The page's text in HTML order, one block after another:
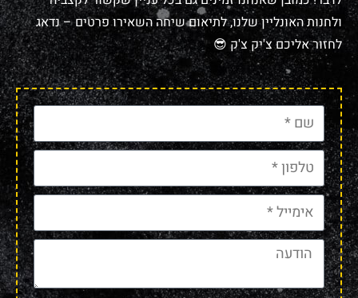
ולחנות האונליין שלנו, לתיאום שיחה השאירו פרטים – נדאג
לחזור אליכם צ'יק צ'ק 😎